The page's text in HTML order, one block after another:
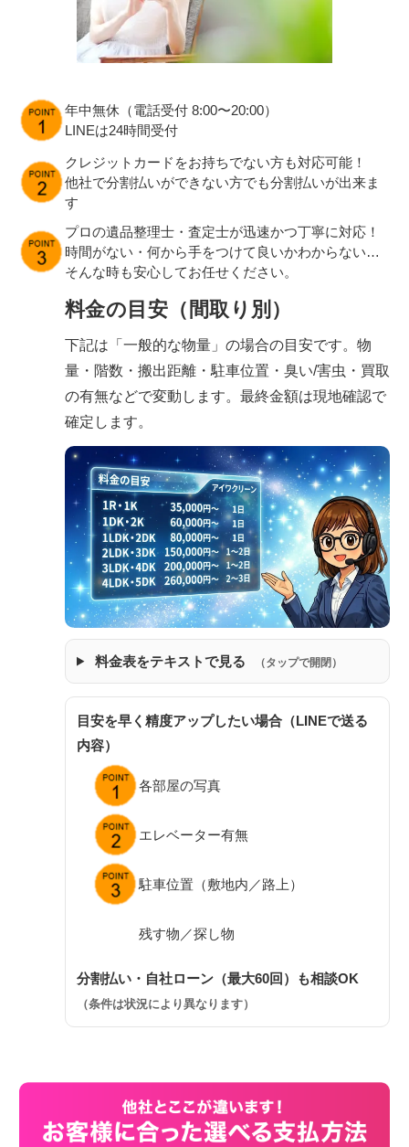
年中無休（電話受付 8:00〜20:00）
LINEは24時間受付
クレジットカードをお持ちでない方も対応可能！
他社で分割払いができない方でも分割払いが出来ま
す
プロの遺品整理士・査定士が迅速かつ丁寧に対応！
時間がない・何から手をつけて良いかわからない…
そんな時も安心してお任せください。
料金の目安（間取り別）
下記は「一般的な物量」の場合の目安です。物
量・階数・搬出距離・駐車位置・臭い/害虫・買取
の有無などで変動します。最終金額は現地確認で
確定します。
料金表をテキストで見る （タップで開閉）
目安を早く精度アップしたい場合（LINEで送る
内容）
各部屋の写真
エレベーター有無
駐車位置（敷地内／路上）
残す物／探し物
分割払い・自社ローン（最大60回）も相談OK
（条件は状況により異なります）